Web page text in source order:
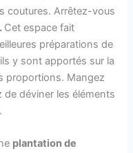
coutures. Arrêtez-vous
Cet espace fait
préparations de
y sont apportés sur la
proportions. Mangez
déviner les éléments
plantation de